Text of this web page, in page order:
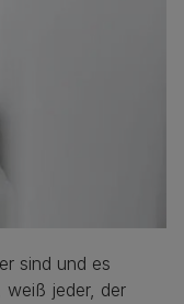
sind und es
weiß jeder, der